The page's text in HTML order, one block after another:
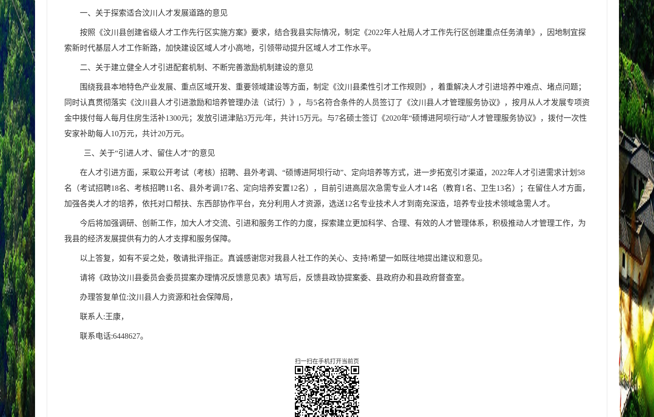
一、关于探索适合汶川人才发展道路的意见
按照《汶川县创建省级人才工作先行区实施方案》要求，结合我县实际情况，制定《2022年人社局人才工作先行区创建重点任务清单》，
因地制宜探
索新时代基层人才工作新路，加快建设区域人才小高地，引领带动提升区域人才工作水平。
二、关于建立健全人才引进配套机制、不断完善激励机制建设的意见
围绕我县本地特色产业发展、重点区域开发、重要领域建设等方面，制定《汶川县柔性引才工作规则》，着重解决人才引进培养中难点、堵点问题；
同时认真贯彻落实《汶川县人才引进激励和培养管理办法（试行）》，与5名符合条件的人员签订了《汶川县人才管理服务协议》，按月从人才发展专项资
金中拨付每人每月住房生活补1300元；发放引进津贴3万元/年，共计15万元。与7名硕士签订《2020年“硕博进阿坝行动”人才管理服务协议》，拨付一次性
安家补助每人10万元，共计20万元。
三、关于“引进人才、留住人才”的意见
在人才引进方面，采取公开考试（考核）招聘、县外考调、“硕博进阿坝行动”、定向培养等方式，进一步拓宽引才渠道，2022年人才引进需求计划58
名（考试招聘18名、考核招聘11名、县外考调17名、定向培养安置12名），目前引进高层次急需专业人才14名（教育1名、卫生13名）；在留住人才方面，
加强各类人才的培养，依托对口帮扶、东西部协作平台，充分利用人才资源， 选送12名专业技术人才到南充深造，培养专业技术领域急需人才。
今后将加强调研、创新工作，加大人才交流、引进和服务工作的力度，探索建立更加科学、合理、有效的人才管理体系，积极推动人才管理工作，为
我县的经济发展提供有力的人才支撑和服务保障。
以上答复，如有不妥之处，敬请批评指正。真诚感谢您对我县人社工作的关心、支持!希望一如既往地提出建议和意见。
请将《政协汶川县委员会委员提案办理情况反馈意见表》填写后，反馈县政协提案委、县政府办和县政府督查室。
办理答复单位:汶川县人力资源和社会保障局，
联系人:王康，
联系电话:6448627。
扫一扫在手机打开当前页